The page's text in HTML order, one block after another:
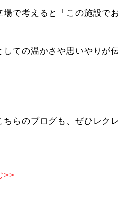
場で考えると「この施設で
しての温かさや思いやりが
ちらのブログも、ぜひレク
>>